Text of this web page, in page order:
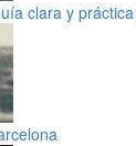
clara y